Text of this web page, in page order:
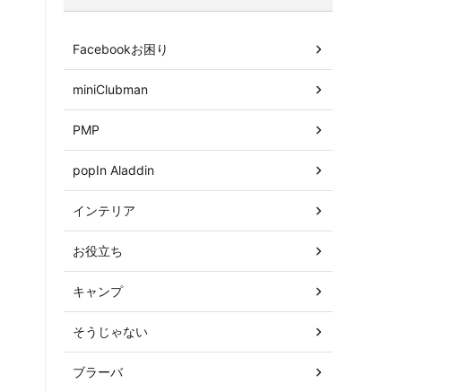
Facebookお困り
miniClubman
PMP
popIn Aladdin
インテリア
お役立ち
キャンプ
そうじゃない
ブラーバ